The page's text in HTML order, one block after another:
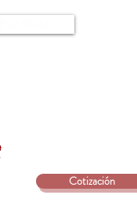
Cotización